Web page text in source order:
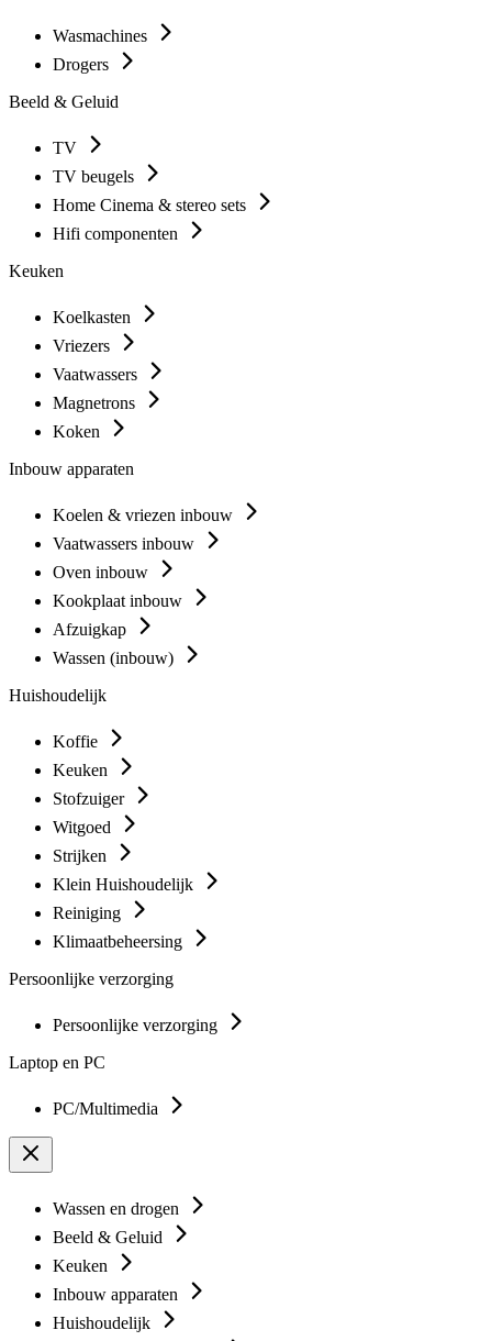
Wasmachines
Drogers
Beeld & Geluid
TV
TV beugels
Home Cinema & stereo sets
Hifi componenten
Keuken
Koelkasten
Vriezers
Vaatwassers
Magnetrons
Koken
Inbouw apparaten
Koelen & vriezen inbouw
Vaatwassers inbouw
Oven inbouw
Kookplaat inbouw
Afzuigkap
Wassen (inbouw)
Huishoudelijk
Koffie
Keuken
Stofzuiger
Witgoed
Strijken
Klein Huishoudelijk
Reiniging
Klimaatbeheersing
Persoonlijke verzorging
Persoonlijke verzorging
Laptop en PC
PC/Multimedia
Wassen en drogen
Beeld & Geluid
Keuken
Inbouw apparaten
Huishoudelijk